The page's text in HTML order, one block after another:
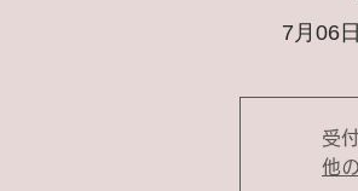
7月06
受
他